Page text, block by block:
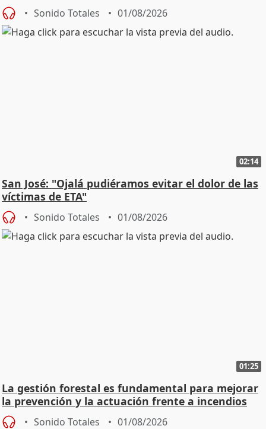
Sonido Totales 01/08/2026
02:14
San José: "Ojalá pudiéramos evitar el dolor de las
víctimas de ETA"
Sonido Totales 01/08/2026
01:25
La gestión forestal es fundamental para mejorar
la prevención y la actuación frente a incendios
Sonido Totales 01/08/2026